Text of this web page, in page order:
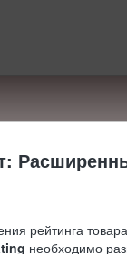
рейтинга
необходимо